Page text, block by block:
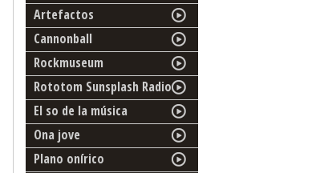
Artefactos
Cannonball
Rockmuseum
Rototom Sunsplash Radio
El so de la música
Ona jove
Plano onírico